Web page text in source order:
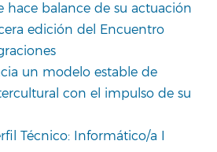
hace balance de su actuación
edición del Encuentro
un modelo estable de
con el impulso de su
Técnico: Informático/a I